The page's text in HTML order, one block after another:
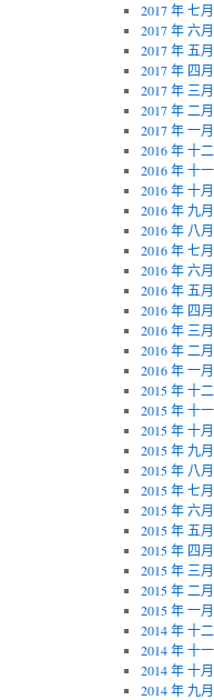
2017 年 七月
2017 年 六月
2017 年 五月
2017 年 四月
2017 年 三月
2017 年 二月
2017 年 一月
2016 年 十
2016 年 十
2016 年 十月
2016 年 九月
2016 年 八月
2016 年 七月
2016 年 六月
2016 年 五月
2016 年 四月
2016 年 三月
2016 年 二月
2016 年 一月
2015 年 十
2015 年 十
2015 年 十月
2015 年 九月
2015 年 八月
2015 年 七月
2015 年 六月
2015 年 五月
2015 年 四月
2015 年 三月
2015 年 二月
2015 年 一月
2014 年 十
2014 年 十
2014 年 十月
2014 年 九月